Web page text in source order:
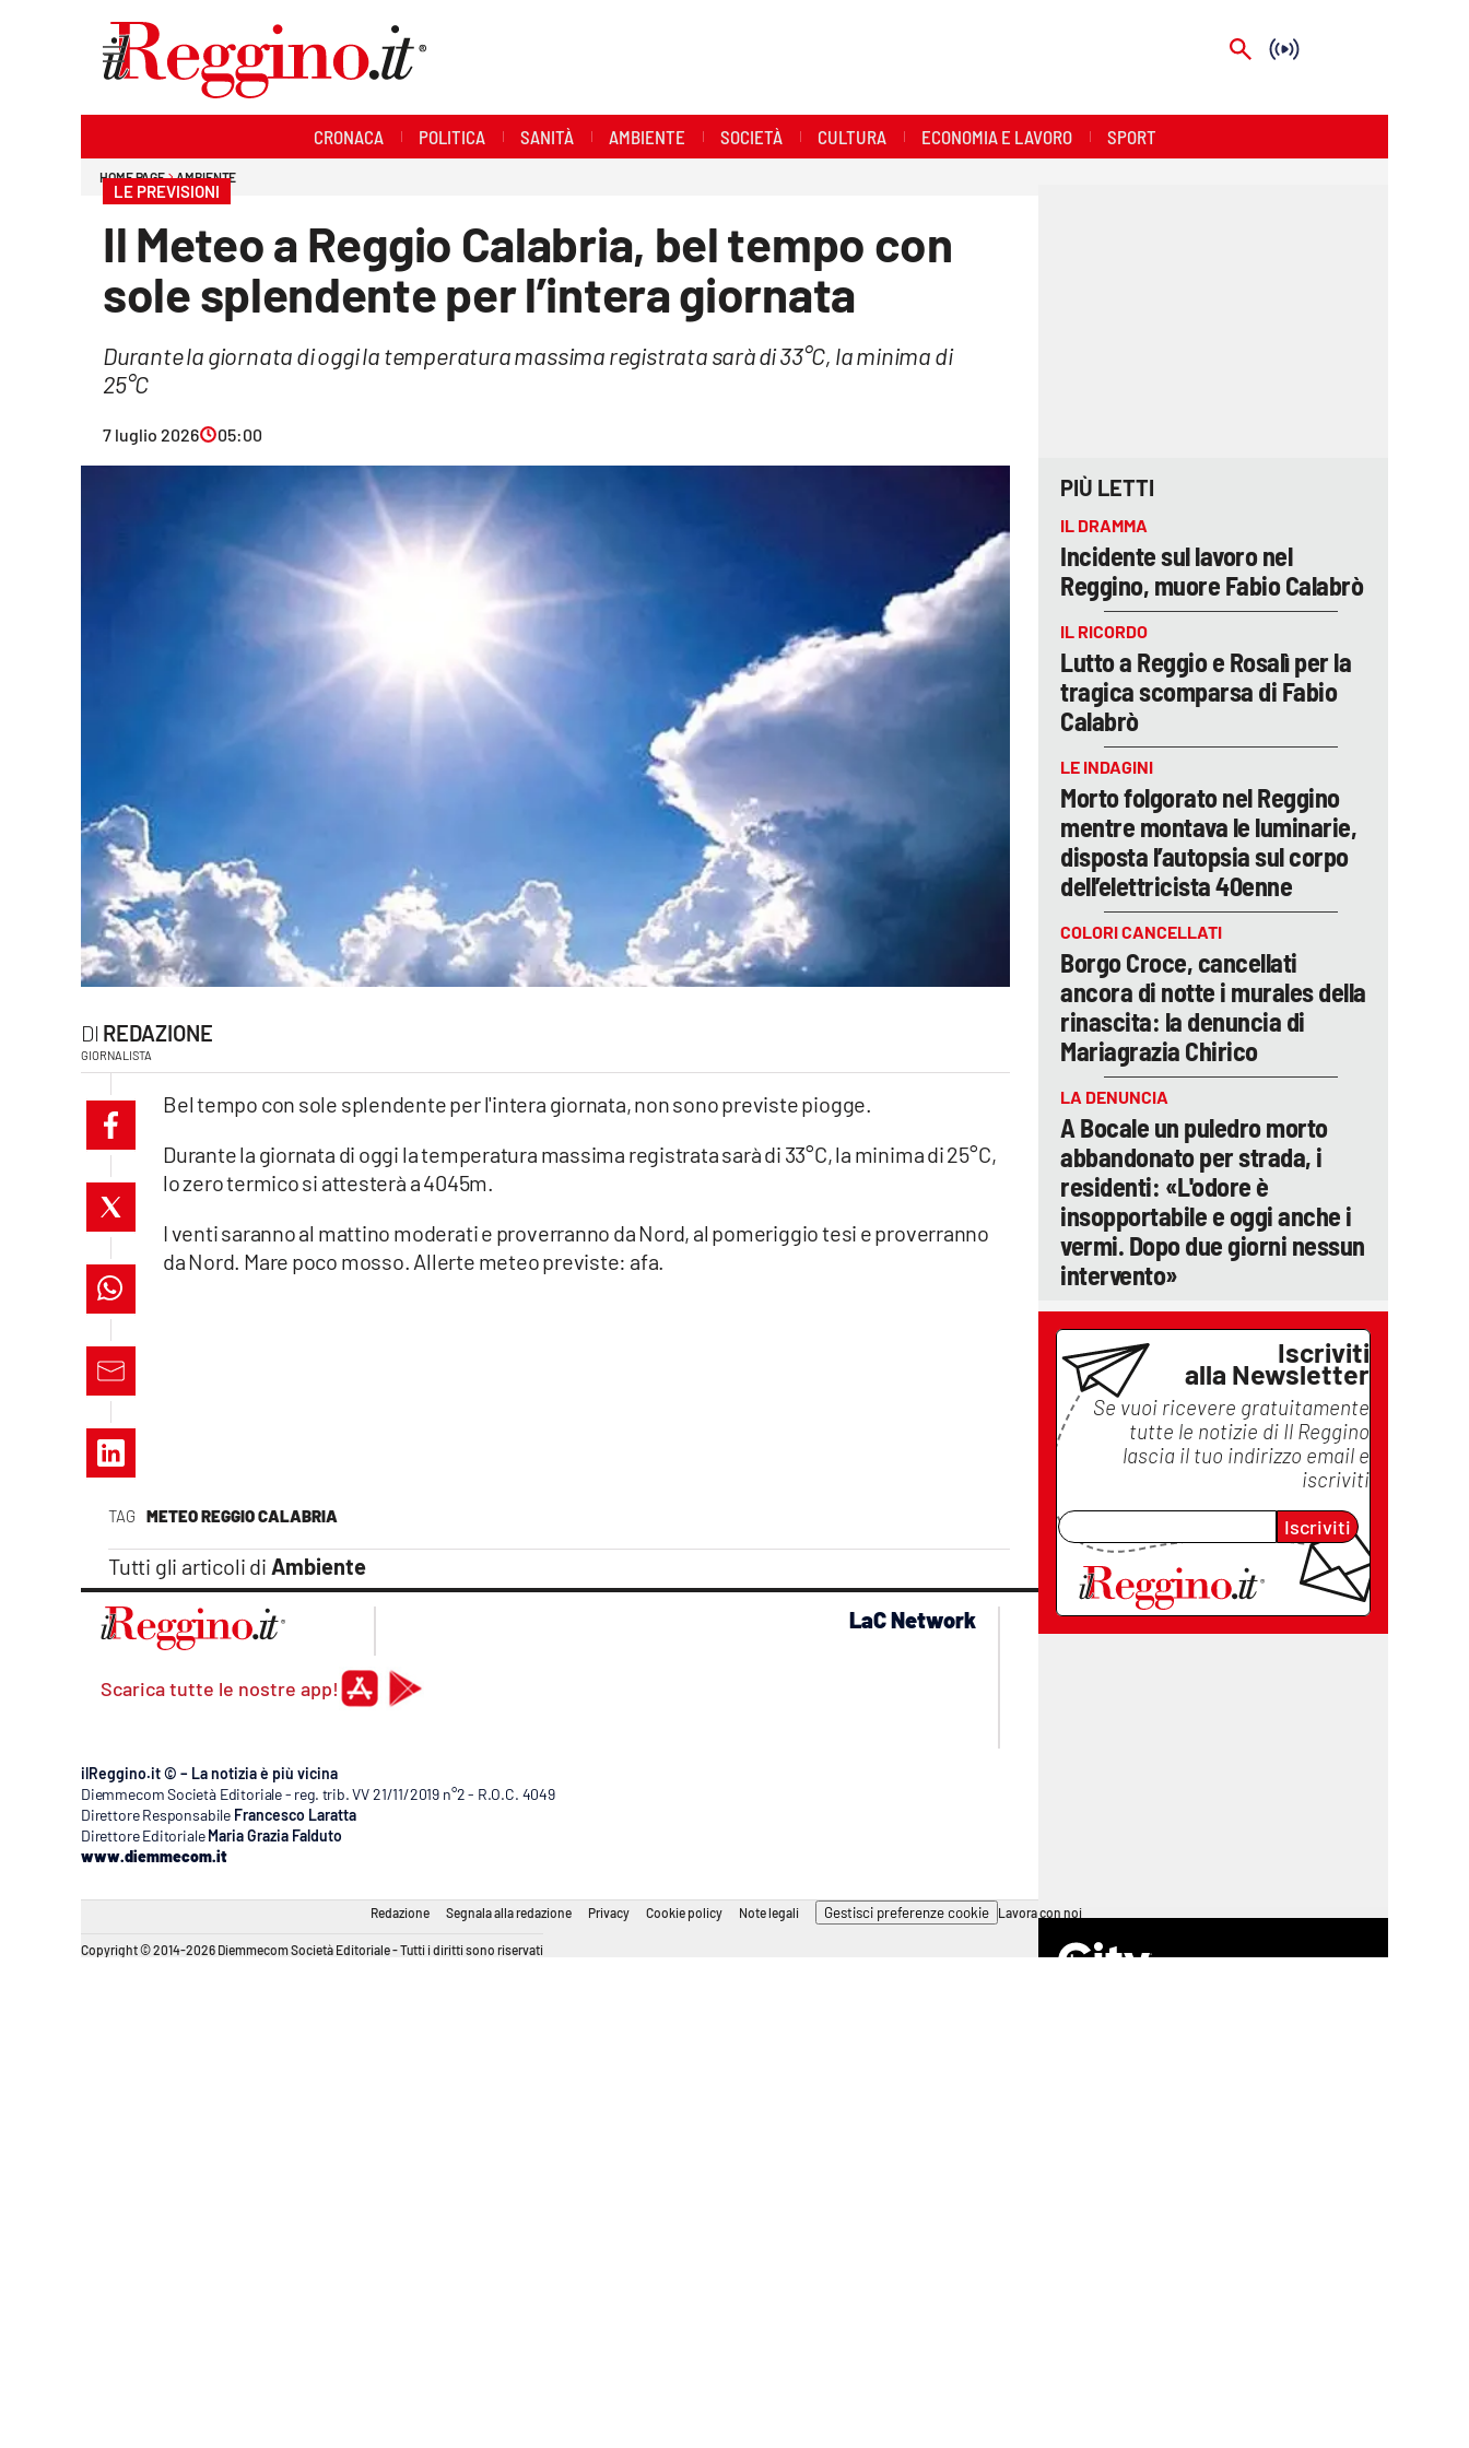
lacitymag.it
catanzarochannel.it
lacapitalenews.it
Vai
CRONACA POLITICA SANITÀ AMBIENTE SOCIETÀ CULTURA ECONOMIA E LAVORO SPORT
HOME PAGE AMBIENTE
LE PREVISIONI
Il Meteo a Reggio Calabria, bel tempo con
sole splendente per l’intera giornata
Durante la giornata di oggi la temperatura massima registrata sarà di 33°C, la minima di
25°C
7 luglio 2026 05:00
REDAZIONE
GIORNALISTA
TAG METEO REGGIO CALABRIA
Tutti gli articoli di Ambiente
Bel tempo con sole splendente per l'intera giornata, non sono previste piogge.
Durante la giornata di oggi la temperatura massima registrata sarà di 33°C, la minima di 25°C,
lo zero termico si attesterà a 4045m.
I venti saranno al mattino moderati e proverranno da Nord, al pomeriggio tesi e proverranno
da Nord. Mare poco mosso. Allerte meteo previste: afa.
PIÙ LETTI
IL DRAMMA
Incidente sul lavoro nel
Reggino, muore Fabio Calabrò
IL RICORDO
Lutto a Reggio e Rosalì per la
tragica scomparsa di Fabio
Calabrò
LE INDAGINI
Morto folgorato nel Reggino
mentre montava le luminarie,
disposta l’autopsia sul corpo
dell’elettricista 40enne
COLORI CANCELLATI
Borgo Croce, cancellati
ancora di notte i murales della
rinascita: la denuncia di
Mariagrazia Chirico
LA DENUNCIA
A Bocale un puledro morto
abbandonato per strada, i
residenti: «L'odore è
insopportabile e oggi anche i
vermi. Dopo due giorni nessun
intervento»
Iscriviti
alla Newsletter
Se vuoi ricevere gratuitamente
tutte le notizie di Il Reggino
lascia il tuo indirizzo email e
iscriviti
Iscriviti
Scarica tutte le nostre app!
LaC Network
lacplay.it
lacitymag.it
ilReggino.it © – La notizia è più vicina
Diemmecom Società Editoriale - reg. trib. VV 21/11/2019 n°2 - R.O.C. 4049
Direttore Responsabile Francesco Laratta
Direttore Editoriale Maria Grazia Falduto
www.diemmecom.it
Redazione Segnala alla redazione Privacy Cookie policy Note legali Gestisci preferenze cookie Lavora con noi
Copyright © 2014-2026 Diemmecom Società Editoriale - Tutti i diritti sono riservati